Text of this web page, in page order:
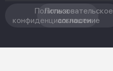
Политика
конфиденциальности
Пользовательское
соглашение